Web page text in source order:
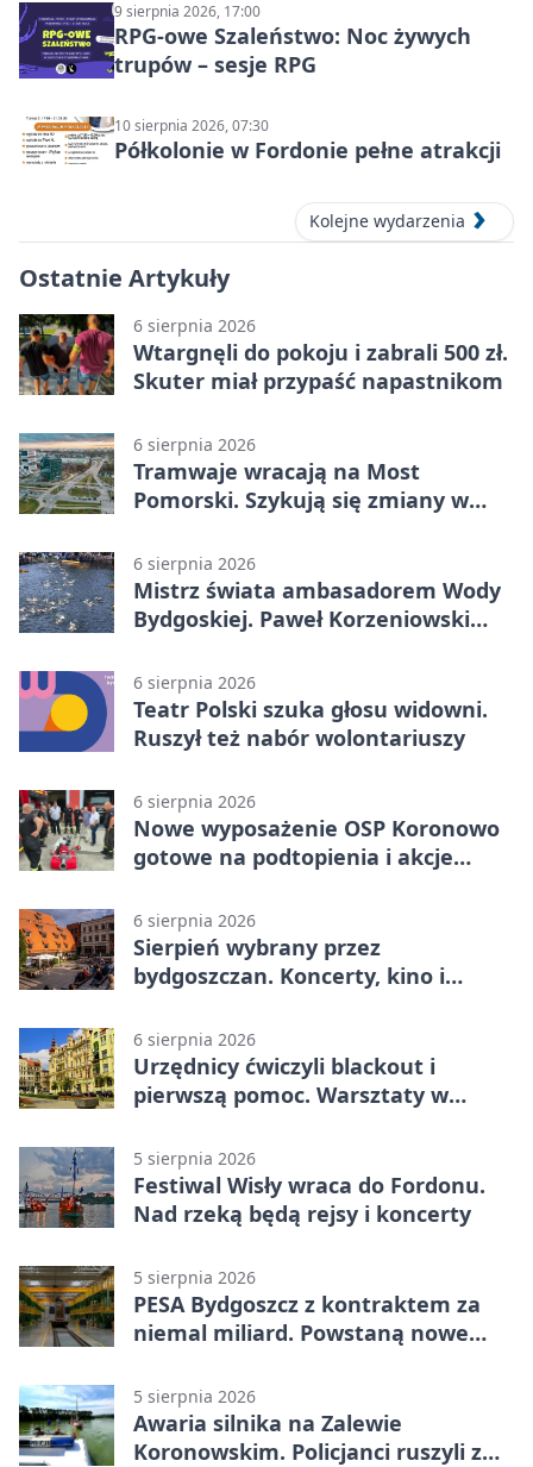
9 sierpnia 2026, 17:00
RPG-owe Szaleństwo: Noc żywych
trupów – sesje RPG
10 sierpnia 2026, 07:30
Półkolonie w Fordonie pełne atrakcji
Kolejne wydarzenia
Ostatnie Artykuły
6 sierpnia 2026
Wtargnęli do pokoju i zabrali 500 zł.
Skuter miał przypaść napastnikom
6 sierpnia 2026
Tramwaje wracają na Most
Pomorski. Szykują się zmiany w
6 sierpnia 2026
Mistrz świata ambasadorem Wody
Bydgoskiej. Paweł Korzeniowski
6 sierpnia 2026
Teatr Polski szuka głosu widowni.
Ruszył też nabór wolontariuszy
6 sierpnia 2026
Nowe wyposażenie OSP Koronowo
gotowe na podtopienia i akcje
6 sierpnia 2026
Sierpień wybrany przez
bydgoszczan. Koncerty, kino i
6 sierpnia 2026
Urzędnicy ćwiczyli blackout i
pierwszą pomoc. Warsztaty w
5 sierpnia 2026
Festiwal Wisły wraca do Fordonu.
Nad rzeką będą rejsy i koncerty
5 sierpnia 2026
PESA Bydgoszcz z kontraktem za
niemal miliard. Powstaną nowe
5 sierpnia 2026
Awaria silnika na Zalewie
Koronowskim. Policjanci ruszyli z